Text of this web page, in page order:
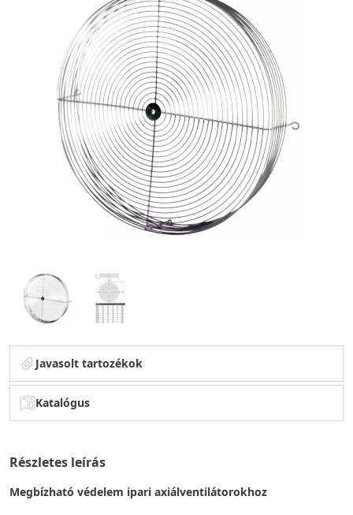
Javasolt tartozékok
Katalógus
Részletes leírás
Megbízható védelem ipari axiálventilátorokhoz